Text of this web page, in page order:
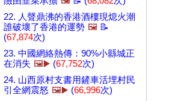
22. 人聲鼎沸的香港酒樓現熄火潮
誰破壞了香港的運勢 🖼️ 📝
(67,874次)
23. 中國網絡熱傳：90%小縣城正
在消失 🖼️▶️ (67,752次)
24. 山西原村支書用鏟車活埋村民
引全網震怒 🖼️▶️ (66,996次)